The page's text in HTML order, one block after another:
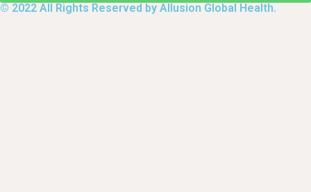
© 2022 All Rights Reserved by Allusion Global Health.